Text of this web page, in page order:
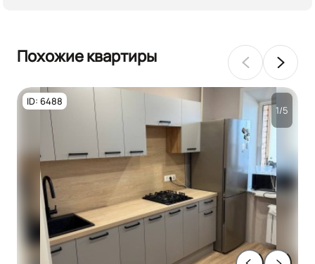
Похожие квартиры
ID: 6488
1/5